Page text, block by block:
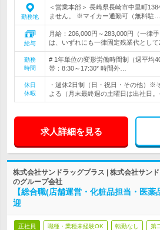
勤務地
＜営業本部＞ 長崎県長崎市中里町
ません。 ※マイカー通勤可（無料駐…
給与
月給：206,000円～283,000円（一律
は、いずれにも一律固定残業代として
勤務
時間
# 1年単位の変形労働時間制（週平均
帯：8:30～17:30* 時間外…
休日
休暇
・週休2日制（日・祝日・その他）※
よる（月末最終週の土曜日は出社日
求人詳細を見る
株式会社サンドラッグプラス | 株式会社サン
のグループ会社
【総合職(店舗運営・化粧品担当・医
迎
正社員 職種・業種未経験OK 転勤なし 第